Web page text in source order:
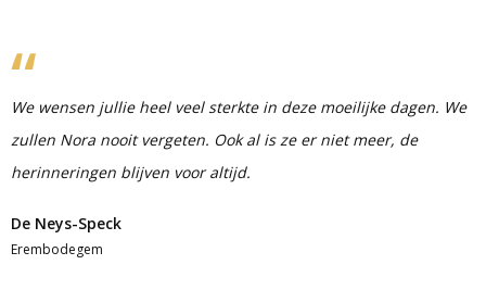
We wensen jullie heel veel sterkte in deze moeilijke dagen. We
zullen Nora nooit vergeten. Ook al is ze er niet meer, de
herinneringen blijven voor altijd.
De Neys-Speck
Erembodegem